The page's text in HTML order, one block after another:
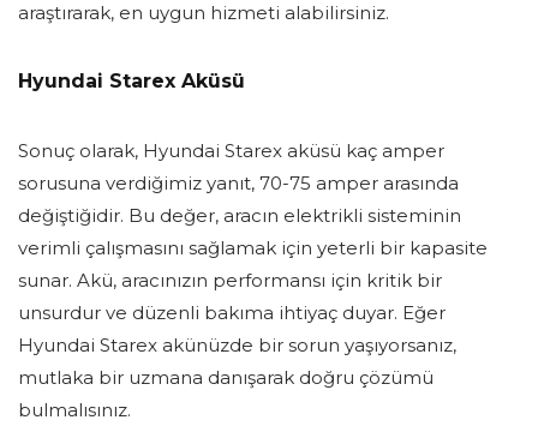
araştırarak, en uygun hizmeti alabilirsiniz.
Hyundai Starex Aküsü
Sonuç olarak, Hyundai Starex aküsü kaç amper
sorusuna verdiğimiz yanıt, 70-75 amper arasında
değiştiğidir. Bu değer, aracın elektrikli sisteminin
verimli çalışmasını sağlamak için yeterli bir kapasite
sunar. Akü, aracınızın performansı için kritik bir
unsurdur ve düzenli bakıma ihtiyaç duyar. Eğer
Hyundai Starex akünüzde bir sorun yaşıyorsanız,
mutlaka bir uzmana danışarak doğru çözümü
bulmalısınız.